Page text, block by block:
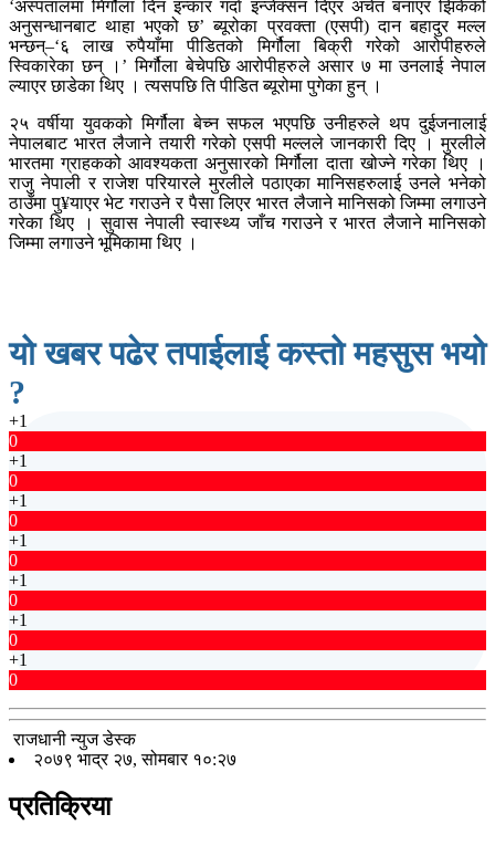
‘अस्पतालमा मिर्गौला दिन इन्कार गर्दा इन्जेक्सन दिएर अचेत बनाएर झिकेको
अनुसन्धानबाट थाहा भएको छ’ ब्यूरोका प्रवक्ता (एसपी) दान बहादुर मल्ल
भन्छन्–‘६ लाख रुपैयाँमा पीडितको मिर्गौला बिक्री गरेको आरोपीहरुले
स्विकारेका छन् ।’ मिर्गौला बेचेपछि आरोपीहरुले असार ७ मा उनलाई नेपाल
ल्याएर छाडेका थिए । त्यसपछि ति पीडित ब्यूरोमा पुगेका हुन् ।
२५ वर्षीया युवकको मिर्गौला बेच्न सफल भएपछि उनीहरुले थप दुईजनालाई
नेपालबाट भारत लैजाने तयारी गरेको एसपी मल्लले जानकारी दिए । मुरलीले
भारतमा ग्राहकको आवश्यकता अनुसारको मिर्गौला दाता खोज्ने गरेका थिए ।
राजु नेपाली र राजेश परियारले मुरलीले पठाएका मानिसहरुलाई उनले भनेको
ठाउँमा पु¥याएर भेट गराउने र पैसा लिएर भारत लैजाने मानिसको जिम्मा लगाउने
गरेका थिए । सुवास नेपाली स्वास्थ्य जाँच गराउने र भारत लैजाने मानिसको
जिम्मा लगाउने भूमिकामा थिए ।
यो खबर पढेर तपाईलाई कस्तो महसुस भयो
?
+1
0
+1
0
+1
0
+1
0
+1
0
+1
0
+1
0
राजधानी न्युज डेस्क
२०७९ भाद्र २७, सोमबार १०:२७
प्रतिक्रिया